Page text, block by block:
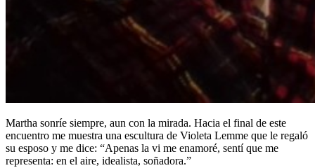
Martha sonríe siempre, aun con la mirada. Hacia el final de este
encuentro me muestra una escultura de Violeta Lemme que le regaló
su esposo y me dice: “Apenas la vi me enamoré, sentí que me
representa: en el aire, idealista, soñadora.”